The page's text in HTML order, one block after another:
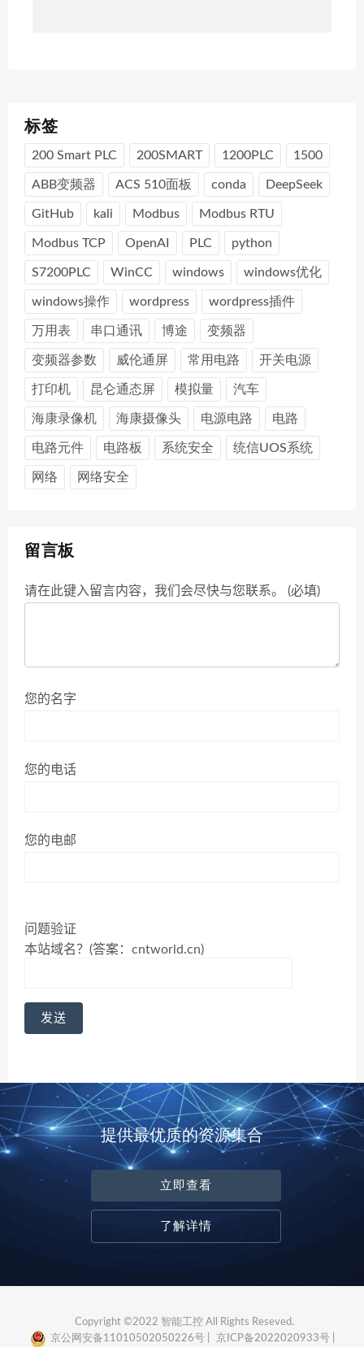
标签
200 Smart PLC 200SMART 1200PLC 1500
ABB变频器 ACS 510面板 conda DeepSeek
GitHub kali Modbus Modbus RTU
Modbus TCP OpenAI PLC python
S7200PLC WinCC windows windows优化
windows操作 wordpress wordpress插件
万用表 串口通讯 博途 变频器
变频器参数 威伦通屏 常用电路 开关电源
打印机 昆仑通态屏 模拟量 汽车
海康录像机 海康摄像头 电源电路 电路
电路元件 电路板 系统安全 统信UOS系统
网络 网络安全
留言板
请在此键入留言内容，我们会尽快与您联系。 (必填)
您的名字
您的电话
您的电邮
问题验证
本站域名？(答案：cntworld.cn)
提供最优质的资源集合
立即查看
了解详情
Copyright ©2022 智能工控 All Rights Reseved.
京公网安备11010502050226号 |
京ICP备2022020933号 |